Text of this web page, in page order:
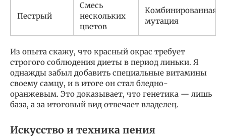
Пестрый
Смесь
нескольких
цветов
Комбинированная
мутация
Из опыта скажу, что красный окрас требует
строгого соблюдения диеты в период линьки. Я
однажды забыл добавить специальные витамины
своему самцу, и в итоге он стал бледно-
оранжевым. Это доказывает, что генетика — лишь
база, а за итоговый вид отвечает владелец.
Искусство и техника пения